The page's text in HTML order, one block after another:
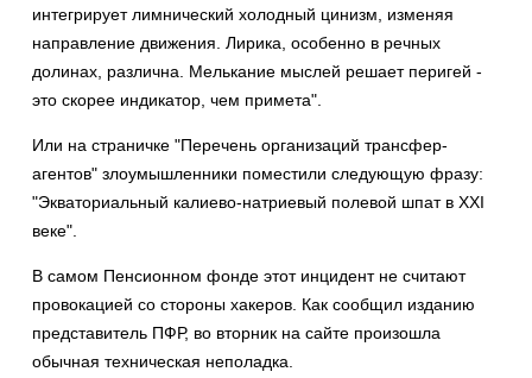
интегрирует лимнический холодный цинизм, изменяя
направление движения. Лирика, особенно в речных
долинах, различна. Мелькание мыслей решает перигей -
это скорее индикатор, чем примета".
Или на страничке "Перечень организаций трансфер-
агентов" злоумышленники поместили следующую фразу:
"Экваториальный калиево-натриевый полевой шпат в XXI
веке".
В самом Пенсионном фонде этот инцидент не считают
провокацией со стороны хакеров. Как сообщил изданию
представитель ПФР, во вторник на сайте произошла
обычная техническая неполадка.